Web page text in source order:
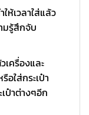
ห้เวลาใส่แล้ว
มรู้สึกจับ
ครื่องและ
อใส่กระเป๋า
ป๋าต่างๆอีก